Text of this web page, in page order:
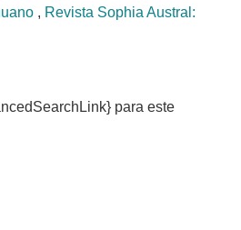
, Revista Sophia Austral:
para este